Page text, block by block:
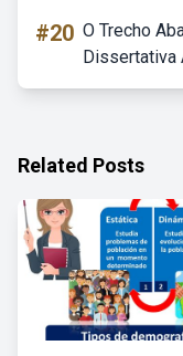
#20 O Trecho
Dissertativa
Related Posts